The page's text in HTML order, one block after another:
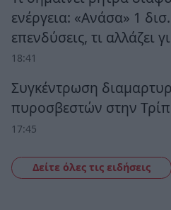
ενέργεια: «Ανάσα» 1
επενδύσεις, τι αλλάζει
18:41
Συγκέντρωση
πυροσβεστών στην
17:45
Δείτε όλες τις ειδήσεις